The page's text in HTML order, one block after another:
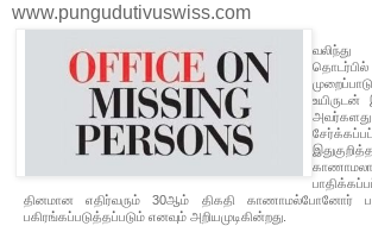
www.pungudutivuswiss.com
உயிருடன்
தினமான எதிர்வரும் 30ஆம் திகதி காணாமல்போனோர்
பகிரங்கப்படுத்தப்படும் எனவும் அறியமுடிகின்றது.